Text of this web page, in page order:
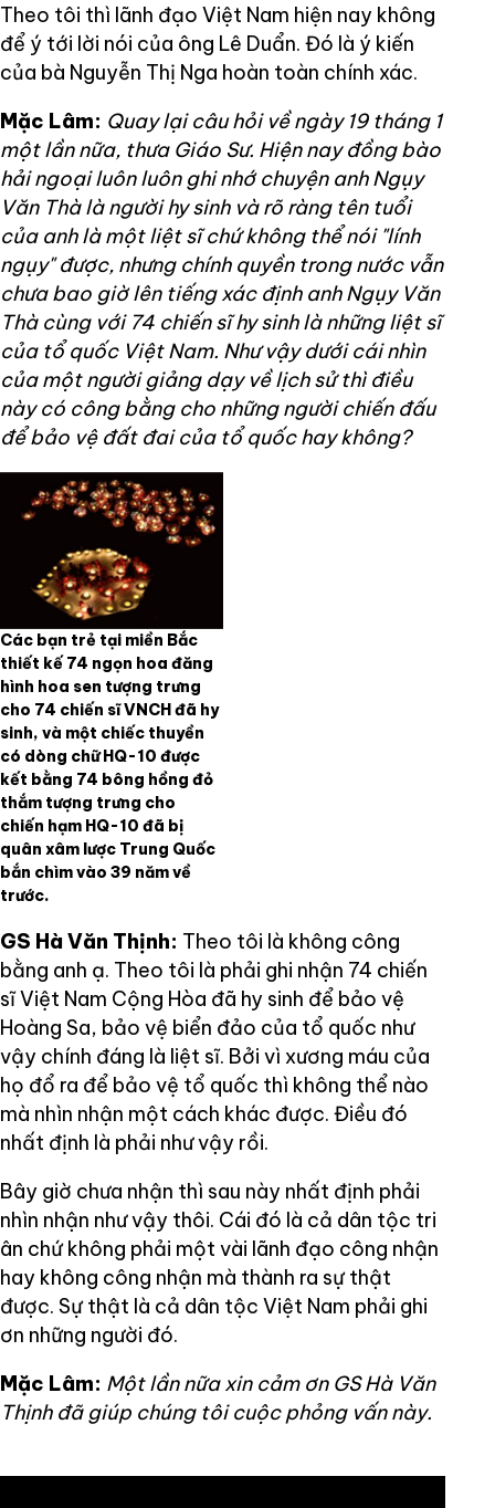
Theo tôi thì lãnh đạo Việt Nam hiện nay không
để ý tới lời nói của ông Lê Duẩn. Đó là ý kiến
của bà Nguyễn Thị Nga hoàn toàn chính xác.
Mặc Lâm: Quay lại câu hỏi về ngày 19 tháng 1
một lần nữa, thưa Giáo Sư. Hiện nay đồng bào
hải ngoại luôn luôn ghi nhớ chuyện anh Ngụy
Văn Thà là người hy sinh và rõ ràng tên tuổi
của anh là một liệt sĩ chứ không thể nói "lính
ngụy" được, nhưng chính quyền trong nước vẫn
chưa bao giờ lên tiếng xác định anh Ngụy Văn
Thà cùng với 74 chiến sĩ hy sinh là những liệt sĩ
của tổ quốc Việt Nam. Như vậy dưới cái nhìn
của một người giảng dạy về lịch sử thì điều
này có công bằng cho những người chiến đấu
để bảo vệ đất đai của tổ quốc hay không?
Các bạn trẻ tại miền Bắc
thiết kế 74 ngọn hoa đăng
hình hoa sen tượng trưng
cho 74 chiến sĩ VNCH đã hy
sinh, và một chiếc thuyền
có dòng chữ HQ-10 được
kết bằng 74 bông hồng đỏ
thắm tượng trưng cho
chiến hạm HQ-10 đã bị
quân xâm lược Trung Quốc
bắn chìm vào 39 năm về
trước.
GS Hà Văn Thịnh: Theo tôi là không công
bằng anh ạ. Theo tôi là phải ghi nhận 74 chiến
sĩ Việt Nam Cộng Hòa đã hy sinh để bảo vệ
Hoàng Sa, bảo vệ biển đảo của tổ quốc như
vậy chính đáng là liệt sĩ. Bởi vì xương máu của
họ đổ ra để bảo vệ tổ quốc thì không thể nào
mà nhìn nhận một cách khác được. Điều đó
nhất định là phải như vậy rồi.
Bây giờ chưa nhận thì sau này nhất định phải
nhìn nhận như vậy thôi. Cái đó là cả dân tộc tri
ân chứ không phải một vài lãnh đạo công nhận
hay không công nhận mà thành ra sự thật
được. Sự thật là cả dân tộc Việt Nam phải ghi
ơn những người đó.
Mặc Lâm: Một lần nữa xin cảm ơn GS Hà Văn
Thịnh đã giúp chúng tôi cuộc phỏng vấn này.